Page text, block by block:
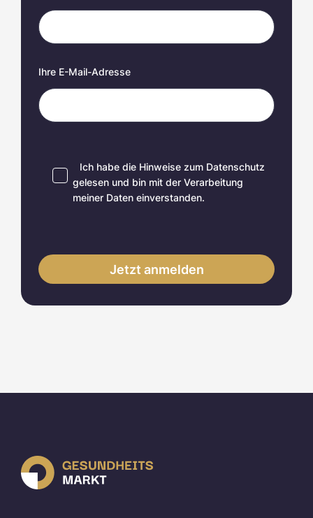
Ihre E-Mail-Adresse
Ich habe die Hinweise zum Datenschutz
gelesen und bin mit der Verarbeitung
meiner Daten einverstanden.